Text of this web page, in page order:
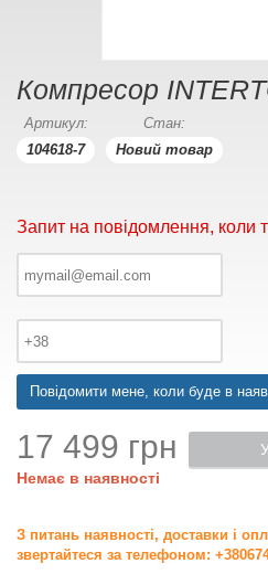
Компресор
Артикул:
104618-7
Стан:
Новий товар
Запит на повідомлення, коли
Повідомити мене, коли буде в
17 499 грн
Немає в наявності
З питань наявності, доставки і
звертайтеся за телефоном: